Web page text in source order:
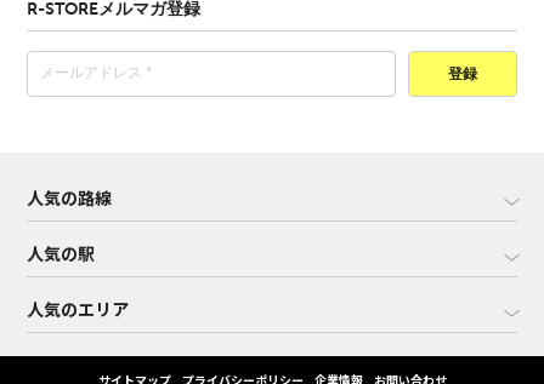
R-STOREメルマガ登録
登録
人気の路線
人気の駅
人気のエリア
サイトマップ プライバシーポリシー 企業情報 お問い合わせ